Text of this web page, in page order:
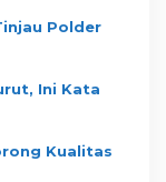
Polder
Ini Kata
Kualitas